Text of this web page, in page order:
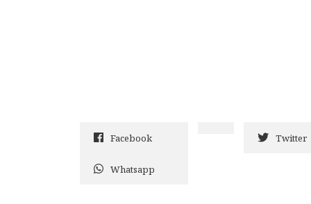
Facebook Twitter
Whatsapp